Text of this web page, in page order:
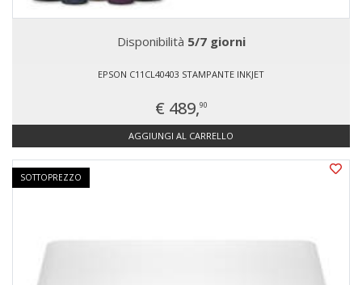
Disponibilità 5/7 giorni
EPSON C11CL40403 STAMPANTE INKJET
€ 489,90
AGGIUNGI AL CARRELLO
SOTTOPREZZO